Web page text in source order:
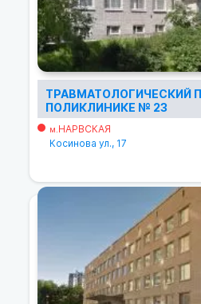
ТРАВМАТОЛОГИЧЕСКИЙ
ПОЛИКЛИНИКЕ № 23
м.НАРВСКАЯ
Косинова ул., 17